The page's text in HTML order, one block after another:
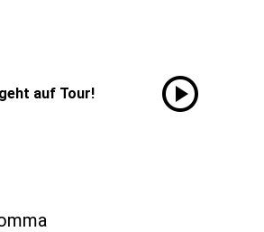
auf Tour! play_circle